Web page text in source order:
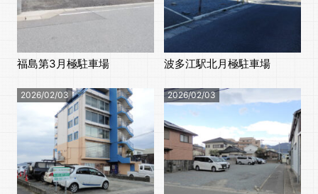
福島第3月極駐車場 波多江駅北月極駐車場
2026/02/03 2026/02/03